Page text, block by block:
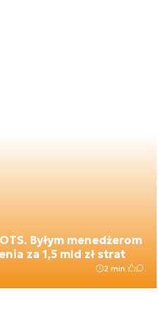
Byłym menedżerom
za 1,5 mld zł strat
2 min.